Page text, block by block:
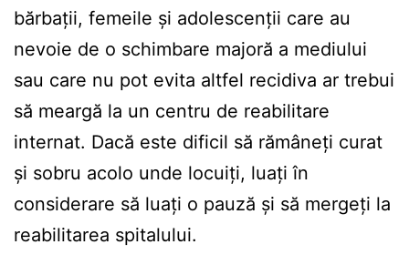
bărbații, femeile și adolescenții care au
nevoie de o schimbare majoră a mediului
sau care nu pot evita altfel recidiva ar trebui
să meargă la un centru de reabilitare
internat. Dacă este dificil să rămâneți curat
și sobru acolo unde locuiți, luați în
considerare să luați o pauză și să mergeți la
reabilitarea spitalului.